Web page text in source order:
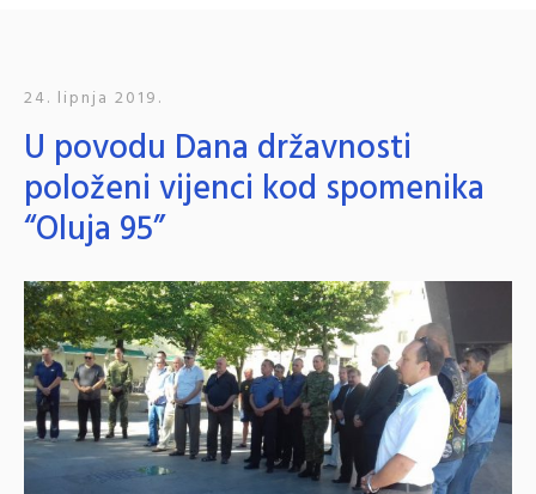
24. lipnja 2019.
U povodu Dana državnosti
položeni vijenci kod spomenika
“Oluja 95”